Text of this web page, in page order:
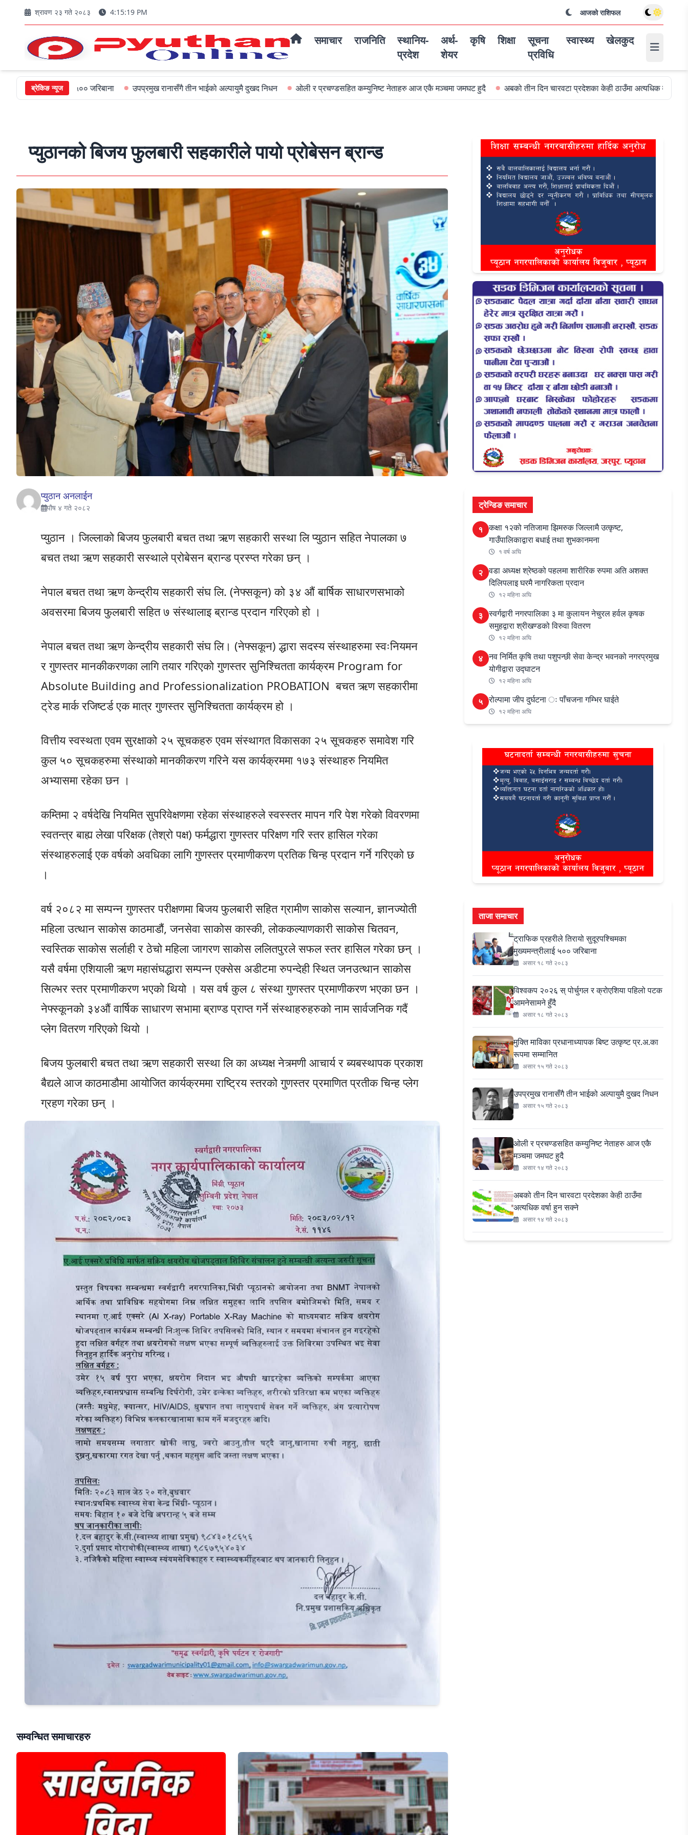
श्रावण २३ गते २०८३ 4:15:21 PM आजको राशिफल
समाचार राजनिति
स्थानिय-
प्रदेश
अर्थ-
शेयर
कृषि शिक्षा
सूचना
प्रविधि
स्वास्थ्य खेलकुद
ब्रेकिङ न्यूज
५०० जरिबाना उपप्रमुख रानासँगै तीन भाईको अल्पायुमै दुखद निधन ओली र प्रचण्डसहित कम्युनिष्ट नेताहरु आज एकै मञ्चमा जमघट हुदै अबको तीन दिन चारवटा प्रदेशका केही ठाउँमा अत्यधिक वर्षा हुन सक्ने
प्युठानको बिजय फुलबारी सहकारीले पायो प्रोबेसन ब्रान्ड
प्युठान अनलाईन
पौष ४ गते २०८२
प्युठान । जिल्लाको बिजय फुलबारी बचत तथा ऋण सहकारी सस्था लि प्युठान सहित नेपालका ७
बचत तथा ऋण सहकारी सस्थाले प्रोबेसन ब्रान्ड प्रस्प्त गरेका छन् ।
नेपाल बचत तथा ऋण केन्द्रीय सहकारी संघ लि. (नेफ्सकून) को ३४ औं बार्षिक साधारणसभाको
अवसरमा बिजय फुलबारी सहित ७ संस्थालाइ ब्रान्ड प्रदान गरिएको हो ।
नेपाल बचत तथा ऋण केन्द्रीय सहकारी संघ लि। (नेफ्सकून) द्धारा सदस्य संस्थाहरुमा स्वःनियमन
र गुणस्तर मानकीकरणका लागि तयार गरिएको गुणस्तर सुनिश्चितता कार्यक्रम Program for
Absolute Building and Professionalization PROBATION बचत ऋण सहकारीमा
ट्रेड मार्क रजिष्टर्ड एक मात्र गुणस्तर सुनिश्चितता कार्यक्रम हो ।
वित्तीय स्वस्थता एवम सुरक्षाको २५ सूचकहरु एवम संस्थागत विकासका २५ सूचकहरु समावेश गरि
कुल ५० सूचकहरुमा संस्थाको मानकीकरण गरिने यस कार्यक्रममा १७३ संस्थाहरु नियमित
अभ्यासमा रहेका छन ।
कम्तिमा २ वर्षदेखि नियमित सुपरिवेक्षणमा रहेका संस्थाहरुले स्वस्स्तर मापन गरि पेश गरेको विवरणमा
स्वतन्त्र बाह्य लेखा परिक्षक (तेश्रो पक्ष) फर्मद्धारा गुणस्तर परिक्षण गरि स्तर हासिल गरेका
संस्थाहरुलाई एक वर्षको अवधिका लागि गुणस्तर प्रमाणीकरण प्रतिक चिन्ह प्रदान गर्ने गरिएको छ
।
वर्ष २०८२ मा सम्पन्न गुणस्तर परीक्षणमा बिजय फुलबारी सहित ग्रामीण साकोस सल्यान, ज्ञानज्योती
महिला उत्थान साकोस काठमाडौं, जनसेवा साकोस कास्की, लोककल्याणकारी साकोस चितवन,
स्वस्तिक साकोस सर्लाही र ठेचो महिला जागरण साकोस ललितपुरले सफल स्तर हासिल गरेका छन् ।
यसै वर्षमा एशियाली ऋण महासंघद्धारा सम्पन्न एक्सेस अडीटमा रुपन्देही स्थित जनउत्थान साकोस
सिल्भर स्तर प्रमाणीकरण भएको थियो । यस वर्ष कुल ८ संस्था गुणस्तर प्रमाणीकरण भएका छन ।
नेफ्स्कूनको ३४औं वार्षिक साधारण सभामा ब्राण्ड प्राप्त गर्ने संस्थाहरुहरुको नाम सार्वजनिक गदैं
प्लेग वितरण गरिएको थियो ।
बिजय फुलबारी बचत तथा ऋण सहकारी सस्था लि का अध्यक्ष नेत्र्मणी आचार्य र ब्यबस्थापक प्रकाश
बैद्यले आज काठमाडौमा आयोजित कार्यक्रममा राष्ट्रिय स्तरको गुणस्तर प्रमाणित प्रतीक चिन्ह प्लेग
ग्रहण गरेका छन् ।
सम्वन्धित समाचारहरु
ट्रेन्डिङ समाचार
१ कक्षा १२को नतिजामा झिमरुक जिल्लामै उत्कृष्ट,
गाउँपालिकाद्वारा बधाई तथा शुभकानमना
१ वर्ष अघि
२ वडा अध्यक्ष श्रेष्ठको पहलमा शारीरिक रुपमा अति अशक्त
दिलिपलाइ घरमै नागरिकता प्रदान
१२ महिना अघि
३ स्वर्गद्वारी नगरपालिका ३ मा कुलायन नेचुरल हर्वल कृषक
समुहद्वारा श्रीखण्डको विरुवा वितरण
१२ महिना अघि
४ नव निर्मित कृषि तथा पशुपन्छी सेवा केन्द्र भवनको नगरप्रमुख
योगीद्वारा उद्घाटन
१२ महिना अघि
५ रोल्पामा जीप दुर्घटना ः पाँचजना गम्भिर घाईते
१२ महिना अघि
ताजा समाचार
ट्राफिक प्रहरीले तिरायो सुदूरपश्चिमका
मुख्यमन्त्रीलाई ५०० जरिबाना
असार १८ गते २०८३
विश्वकप २०२६ स् पोर्चुगल र क्रोएशिया पहिलो पटक
आमनेसामने हुँदै
असार १८ गते २०८३
मुक्ति माविका प्रधानाध्यापक बिष्ट उत्कृष्ट प्र.अ.का
रूपमा सम्मानित
असार १५ गते २०८३
उपप्रमुख रानासँगै तीन भाईको अल्पायुमै दुखद निधन
असार १५ गते २०८३
ओली र प्रचण्डसहित कम्युनिष्ट नेताहरु आज एकै
मञ्चमा जमघट हुदै
असार १४ गते २०८३
अबको तीन दिन चारवटा प्रदेशका केही ठाउँमा
अत्यधिक वर्षा हुन सक्ने
असार १४ गते २०८३